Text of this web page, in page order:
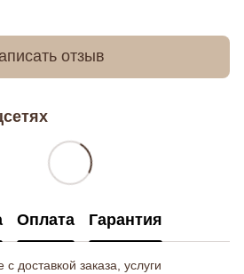
отзыв
Оплата Гарантия
доставкой заказа, услуги